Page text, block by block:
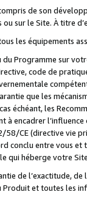
de son
sur le Site. À titre
les équipements
du Programme sur
code de
que les
échéant, les
encadrer
CE (directive vie
conclu entre vous
qui héberge votre
de l’exactitude,
et toutes les